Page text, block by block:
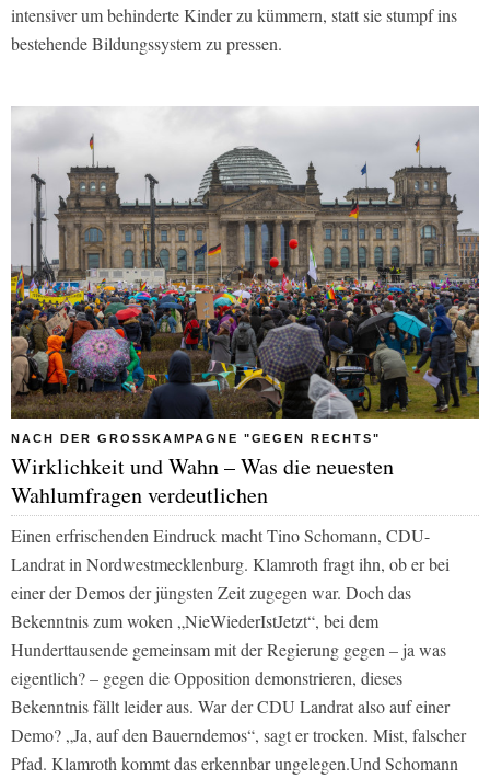
intensiver um behinderte Kinder zu kümmern, statt sie stumpf ins
bestehende Bildungssystem zu pressen.
NACH DER GROSSKAMPAGNE "GEGEN RECHTS"
Wirklichkeit und Wahn – Was die neuesten
Wahlumfragen verdeutlichen
Einen erfrischenden Eindruck macht Tino Schomann, CDU-
Landrat in Nordwestmecklenburg. Klamroth fragt ihn, ob er bei
einer der Demos der jüngsten Zeit zugegen war. Doch das
Bekenntnis zum woken „NieWiederIstJetzt“, bei dem
Hunderttausende gemeinsam mit der Regierung gegen – ja was
eigentlich? – gegen die Opposition demonstrieren, dieses
Bekenntnis fällt leider aus. War der CDU Landrat also auf einer
Demo? „Ja, auf den Bauerndemos“, sagt er trocken. Mist, falscher
Pfad. Klamroth kommt das erkennbar ungelegen.Und Schomann